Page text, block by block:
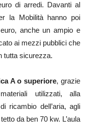
di arredi. Davanti al
la Mobilità hanno poi
anche un ampio e
ai mezzi pubblici che
tutta sicurezza.
A o superiore, grazie
utilizzati, alla
ricambio dell’aria, agli
da ben 70 kw. L’aula